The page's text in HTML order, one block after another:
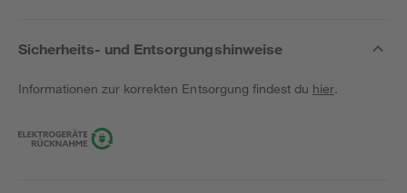
Sicherheits- und Entsorgungshinweise
Informationen zur korrekten Entsorgung findest du hier.